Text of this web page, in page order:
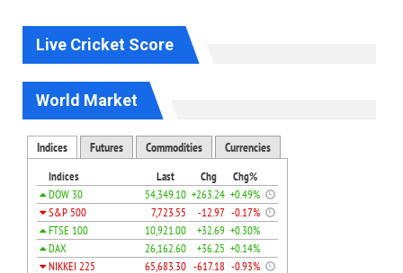
Live Cricket Score
World Market